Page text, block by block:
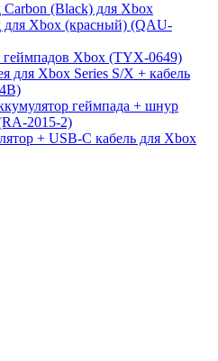
(Black) для Xbox
для Xbox (красный) (QAU-
геймпадов Xbox (TYX-0649)
для Xbox Series S/X + кабель
геймпада + шнур
2015-2)
+ USB-C кабель для Xbox